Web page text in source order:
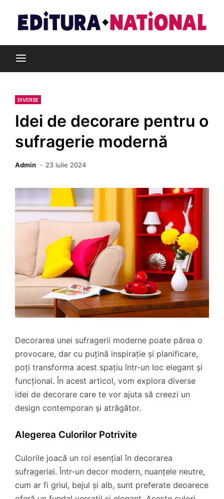
content
Editura Național
DIVERSE
Idei de decorare pentru o
sufragerie modernă
Admin 23 iulie 2024
Decorarea unei sufragerii moderne poate părea o
provocare, dar cu puțină inspirație și planificare,
poți transforma acest spațiu într-un loc elegant și
funcțional. În acest articol, vom explora diverse
idei de decorare care te vor ajuta să creezi un
design contemporan și atrăgător.
Alegerea Culorilor Potrivite
Culorile joacă un rol esențial în decorarea
sufrageriei. Într-un decor modern, nuanțele neutre,
cum ar fi griul, bejul și alb, sunt preferate deoarece